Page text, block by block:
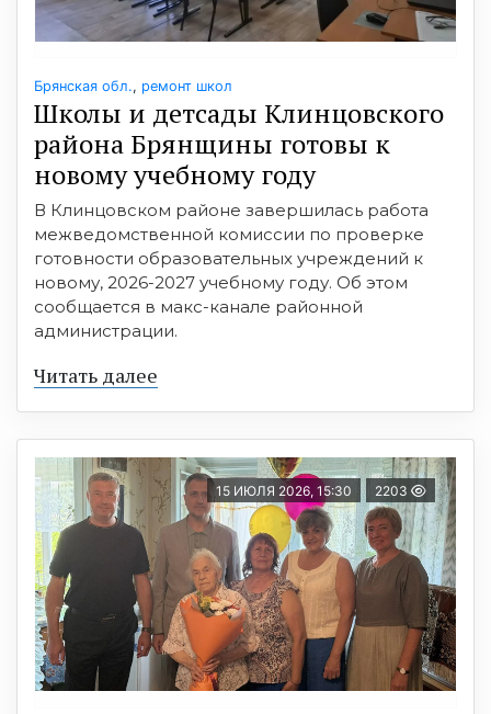
Брянская обл., ремонт школ
Школы и детсады Клинцовского
района Брянщины готовы к
новому учебному году
В Клинцовском районе завершилась работа
межведомственной комиссии по проверке
готовности образовательных учреждений к
новому, 2026-2027 учебному году. Об этом
сообщается в макс-канале районной
администрации.
Читать далее
15 ИЮЛЯ 2026, 15:30 2203